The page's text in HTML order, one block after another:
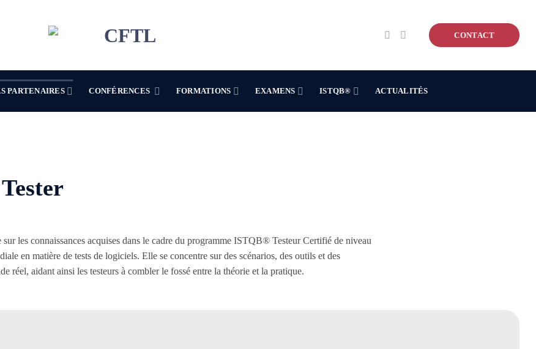
CONTACT
PARTENAIRES CONFÉRENCES FORMATIONS EXAMENS ISTQB® ACTUALITÉS
les connaissances acquises dans le cadre du programme ISTQB® Testeur Certifié de niveau
en matière de tests de logiciels. Elle se concentre sur des scénarios, des outils et des
réel, aidant ainsi les testeurs à combler le fossé entre la théorie et la pratique.